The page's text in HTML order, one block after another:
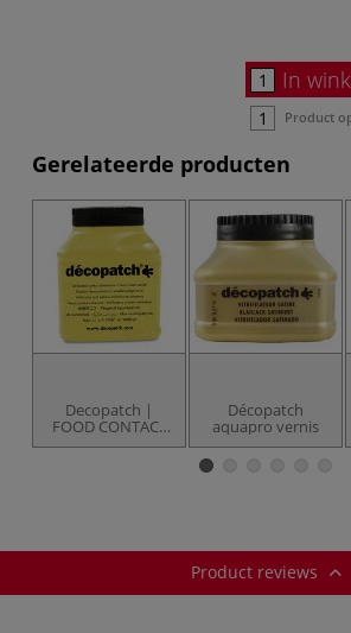
In
Product
Gerelateerde producten
Decopatch |
FOOD CONTACT
vernis / sealer —
Décopatch
aquapro vernis
Product reviews